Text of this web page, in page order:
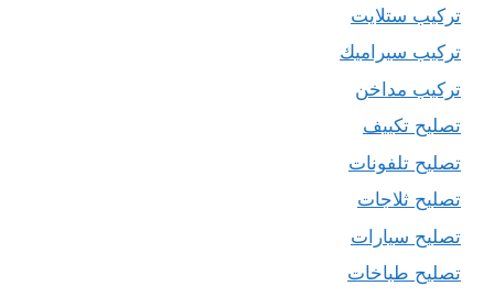
تركيب ستلايت
تركيب سيراميك
تركيب مداخن
تصليح تكييف
تصليح تلفونات
تصليح ثلاجات
تصليح سيارات
تصليح طباخات